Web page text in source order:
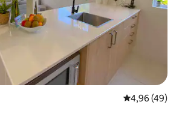
Gemiddelde
4,96 (49)